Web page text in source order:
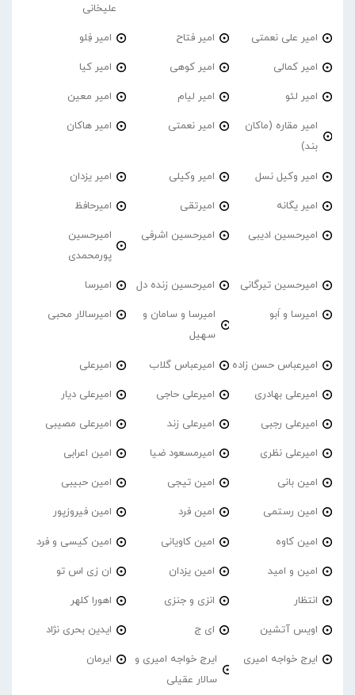
علیخانی
امیر علی نعمتی امیر فتاح امیر فِلو
امیر کمالی امیر کوهی امیر کیا
امیر لئو امیر لیام امیر معین
امیر مقاره (ماکان
بند)
امیر نعمتی امیر هاکان
امیر وکیل نسل امیر وکیلی امیر یزدان
امیر یگانه امیرتقی امیرحافظ
امیرحسین ادیبی امیرحسین اشرفی
امیرحسین
پورمحمدی
امیرحسین تیرگانی امیرحسین زنده دل امیرسا
امیرسا و اَبو
امیرسا و سامان و
سهیل
امیرسالار محبی
امیرعباس حسن زاده امیرعباس گلاب امیرعلی
امیرعلی بهادری امیرعلی حاجی امیرعلی دیار
امیرعلی رجبی امیرعلی زند امیرعلی مصیبی
امیرعلی نظری امیرمسعود ضیا امین اعرابی
امین بانی امین تیجی امین حبیبی
امین رستمی امین فرد امین فیروزپور
امین کاوه امین کاویانی امین کیسی و فرد
امین و امید امین یزدان ان زی اس تو
انتظار انزی و جنزی اهورا کلهر
اویس آتشین ای ج ایدین بحری نژاد
ایرج خواجه امیری
ایرج خواجه امیری و
سالار عقیلی
ایرمان